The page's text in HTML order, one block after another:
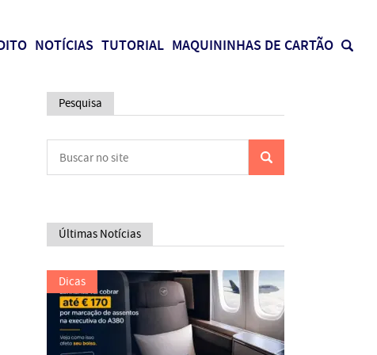
NOTÍCIAS TUTORIAL MAQUININHAS DE CARTÃO
Pesquisa
Últimas Notícias
Dicas